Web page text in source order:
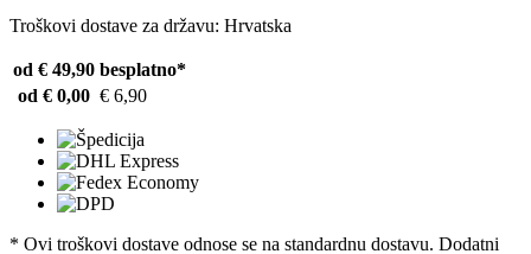
Troškovi dostave za državu: Hrvatska
od € 49,90 besplatno*
od € 0,00 € 6,90
* Ovi troškovi dostave odnose se na standardnu ​​dostavu. Dodatni